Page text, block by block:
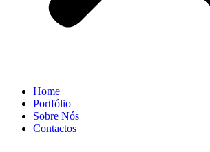
Home
Portfólio
Sobre Nós
Contactos